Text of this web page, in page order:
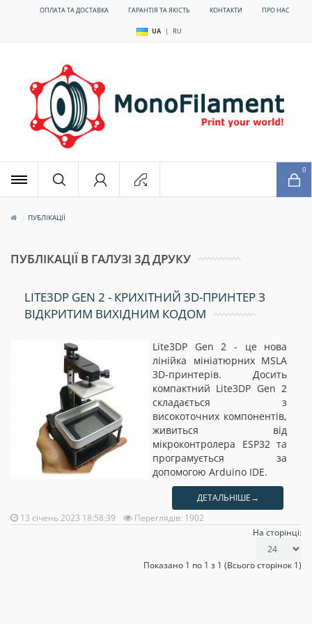
ОПЛАТА ТА ДОСТАВКА ГАРАНТІЯ ТА ЯКІСТЬ КОНТАКТИ ПРО НАС
UA | RU
0
ПУБЛІКАЦІЇ
ПУБЛІКАЦІЇ В ГАЛУЗІ 3Д ДРУКУ
LITE3DP GEN 2 - КРИХІТНИЙ 3D-ПРИНТЕР З
ВІДКРИТИМ ВИХІДНИМ КОДОМ
Lite3DP Gen 2 - це нова
лінійка мініатюрних MSLA
3D-принтерів. Досить
компактний Lite3DP Gen 2
складається з
високоточних компонентів,
живиться від
мікроконтролера ESP32 та
програмується за
допомогою Arduino IDE.
ДЕТАЛЬНІШЕ→
13 січень 2023 18:58:39
Переглядів: 1902
На сторінці:
Показано 1 по 1 з 1 (Всього сторінок 1)